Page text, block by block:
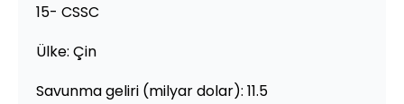
15- CSSC
Ülke: Çin
Savunma geliri (milyar dolar): 11.5